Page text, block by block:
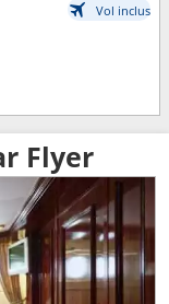
Vol inclus
Flyer